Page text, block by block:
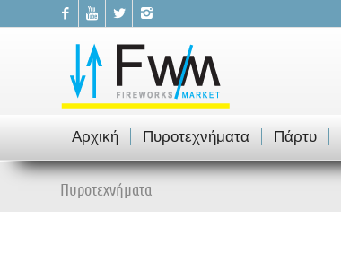
Αρχική Πυροτεχνήματα Πάρτυ
Πυροτεχνήματα